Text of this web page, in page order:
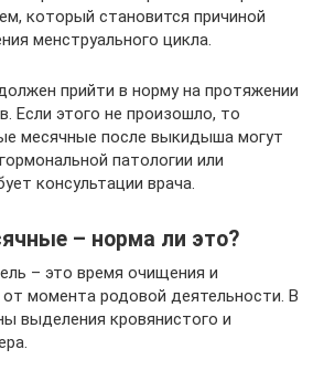
который становится причиной
менструального цикла.
прийти в норму на протяжении
Если этого не произошло, то
месячные после выкидыша могут
патологии или
консультации врача.
– норма ли это?
– это время очищения и
момента родовой деятельности. В
выделения кровянистого и